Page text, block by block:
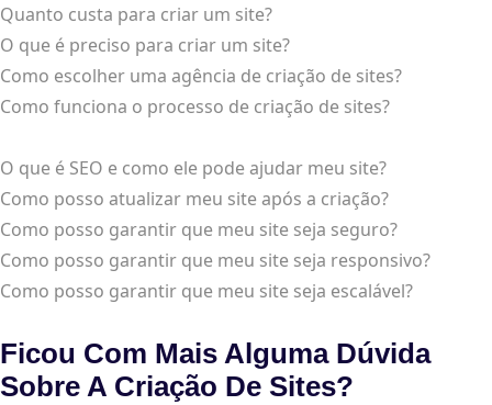
Quanto custa para criar um site?
O que é preciso para criar um site?
Como escolher uma agência de criação de sites?
Como funciona o processo de criação de sites?
O que é SEO e como ele pode ajudar meu site?
Como posso atualizar meu site após a criação?
Como posso garantir que meu site seja seguro?
Como posso garantir que meu site seja responsivo?
Como posso garantir que meu site seja escalável?
Ficou Com Mais Alguma Dúvida
Sobre A Criação De Sites?